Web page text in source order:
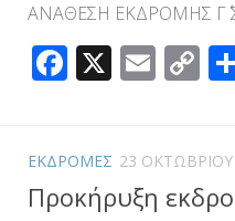
ΑΝΑΘΕΣΗ ΕΚΔΡΟΜΗΣ Γ΄
Facebook
X Email
ΕΚΔΡΟΜΕΣ 23 ΟΚΤΩΒΡΊΟΥ
Προκήρυξη